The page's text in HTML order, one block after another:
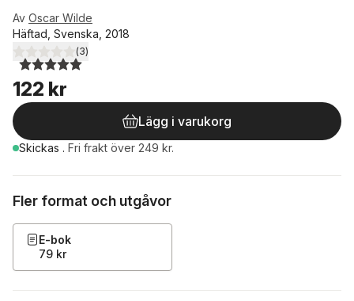
Av Oscar Wilde
Häftad, Svenska, 2018
5,0utav 5 stjärnor. Totalt antal röster:
(3)
122 kr
Lägg i varukorg
Skickas . Fri frakt över 249 kr.
Fler format och utgåvor
E-bok
79 kr